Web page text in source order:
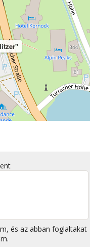
és az abban foglaltakat